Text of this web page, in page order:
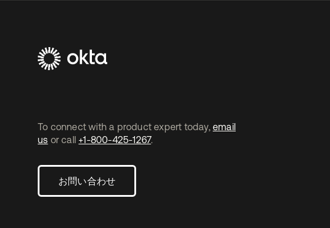
To connect with a product expert today, email
us or call +1-800-425-1267.
お問い合わせ